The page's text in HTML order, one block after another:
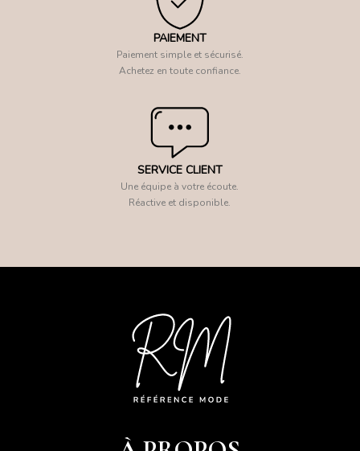
PAIEMENT
Paiement simple et sécurisé.
Achetez en toute confiance.
SERVICE CLIENT
Une équipe à votre écoute.
Réactive et disponible.